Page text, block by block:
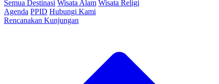
Semua Destinasi Wisata Alam Wisata Religi
Agenda PPID Hubungi Kami
Rencanakan Kunjungan